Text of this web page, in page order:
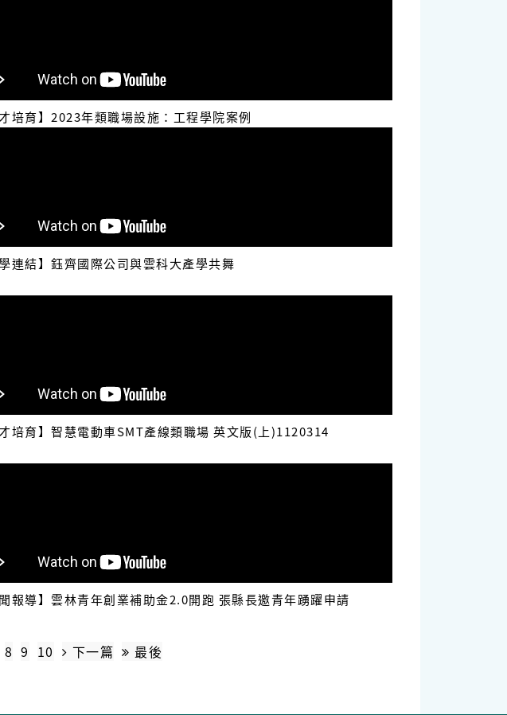
才培育】2023年類職場設施：工程學院案例
學連結】鈺齊國際公司與雲科大產學共舞
才培育】智慧電動車SMT產線類職場 英文版(上)1120314
聞報導】雲林青年創業補助金2.0開跑 張縣長邀青年踴躍申請
8 9 10 下一篇 最後